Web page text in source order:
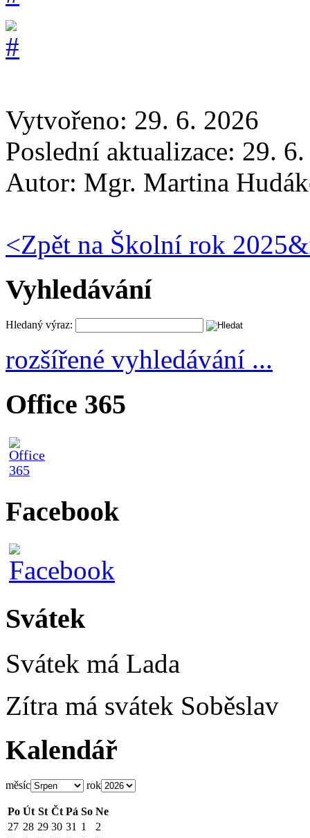
Vytvořeno: 29. 6. 2026
Poslední aktualizace: 29.
Autor: Mgr. Martina
<Zpět na Školní rok
Vyhledávání
Hledaný výraz:
rozšířené vyhledávání ...
Office 365
Facebook
Svátek
Svátek má Lada
Zítra má svátek Soběslav
Kalendář
měsíc rok
Po Út St Čt Pá So Ne
27 28 29 30 31 1
2